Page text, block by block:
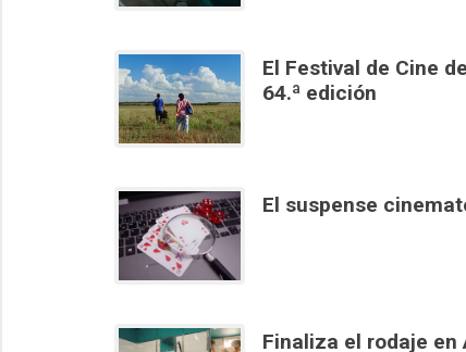
El Festival de Cine
64.ª edición
El suspense
Finaliza el rodaje en